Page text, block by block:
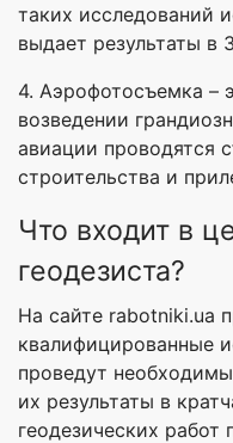
таких исследований
выдает результаты в
4. Аэрофотосъемка –
возведении
авиации проводятся
строительства и
Что входит в
геодезиста?
На сайте rabotniki.ua
квалифицированные
проведут
их результаты в
геодезических